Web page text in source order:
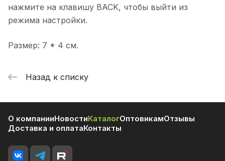
нажмите на клавишу BACK, чтобы выйти из
режима настройки.
Размер: 7 * 4 см.
Назад к списку
О компанииНовостиКаталогОптовикамОтзывы
Доставка и оплатаКонтакты